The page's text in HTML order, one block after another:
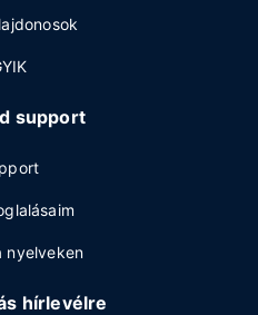
support
nyelveken
hírlevélre